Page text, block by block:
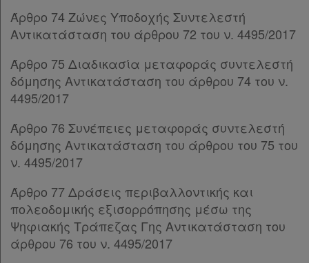
Άρθρο 135 [-]
Παρ.1
Παρ.3
Άρθρο 136 [-]
Παρ.1
Άρθρο 137 [-]
Παρ.1
Παρ.2
Παρ.3
Παρ.4
Παρ.5
Άρθρο 138
Άρθρο 74 Ζώνες Υποδοχής Συντελεστή
Αντικατάσταση του άρθρου 72 του ν. 4495/2017
Άρθρο 75 Διαδικασία μεταφοράς συντελεστή
δόμησης Αντικατάσταση του άρθρου 74 του ν.
4495/2017
Άρθρο 76 Συνέπειες μεταφοράς συντελεστή
δόμησης Αντικατάσταση του άρθρου του 75 του
ν. 4495/2017
Άρθρο 77 Δράσεις περιβαλλοντικής και
πολεοδομικής εξισορρόπησης μέσω της
Ψηφιακής Τράπεζας Γης Αντικατάσταση του
άρθρου 76 του ν. 4495/2017